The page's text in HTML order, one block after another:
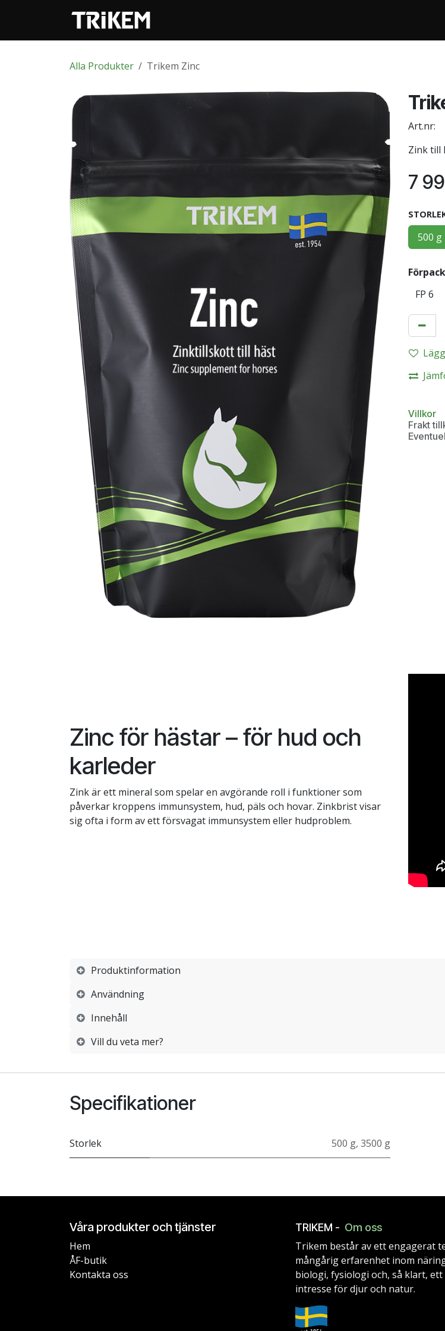
Alla Produkter Trikem Zinc
Art.nr:
Zink till
7
500 g
Villkor
Frakt
Zinc för hästar – för hud och
karleder
Zink är ett mineral som spelar en avgörande roll i funktioner som
påverkar kroppens immunsystem, hud, päls och hovar. Zinkbrist visar
sig ofta i form av ett försvagat immunsystem eller hudproblem.
Produktinformation
Användning
Innehåll
Vill du veta mer?
Specifikationer
Storlek 500 g, 3500 g
Våra produkter och tjänster
Hem
ÅF-butik
Kontakta oss
TRIKEM - Om oss
Trikem består av ett engagerat
mångårig erfarenhet inom
biologi, fysiologi och, så klart,
intresse för djur och natur.